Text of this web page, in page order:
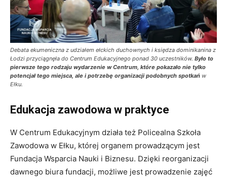
Debata ekumeniczna z udziałem ełckich duchownych i księdza dominikanina z
Łodzi przyciągnęła do Centrum Edukacyjnego ponad 30 uczestników. Było to
pierwsze tego rodzaju wydarzenie w Centrum, które pokazało nie tylko
potencjał tego miejsca, ale i potrzebę organizacji podobnych spotkań w
Ełku.
Edukacja zawodowa w praktyce
W Centrum Edukacyjnym działa też Policealna Szkoła
Zawodowa w Ełku, której organem prowadzącym jest
Fundacja Wsparcia Nauki i Biznesu. Dzięki reorganizacji
dawnego biura fundacji, możliwe jest prowadzenie zajęć